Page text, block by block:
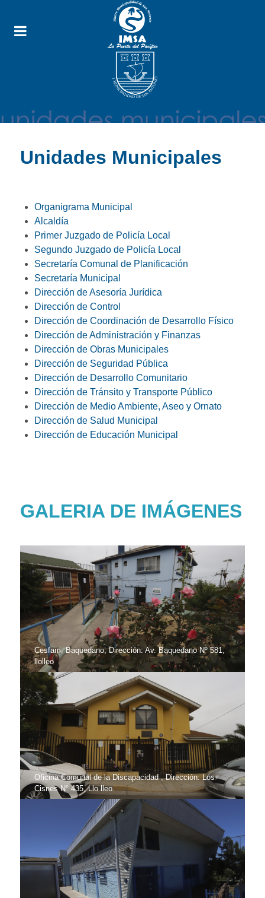
Unidades Municipales
Organigrama Municipal
Alcaldía
Primer Juzgado de Policía Local
Segundo Juzgado de Policía Local
Secretaría Comunal de Planificación
Secretaría Municipal
Dirección de Asesoría Jurídica
Dirección de Control
Dirección de Coordinación de Desarrollo Físico
Dirección de Administración y Finanzas
Dirección de Obras Municipales
Dirección de Seguridad Pública
Dirección de Desarrollo Comunitario
Dirección de Tránsito y Transporte Público
Dirección de Medio Ambiente, Aseo y Ornato
Dirección de Salud Municipal
Dirección de Educación Municipal
GALERIA DE IMÁGENES
Cesfam, Baquedano; Dirección: Av. Baquedano Nº 581,
llolleo
Oficina Comunal de la Discapacidad , Dirección: Los
Cisnes N° 435, Llo lleo.